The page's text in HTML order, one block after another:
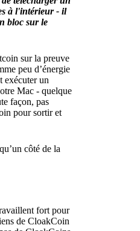
à l'intérieur - il
bloc sur le
sur la preuve
peu d’énergie
exécuter un
Mac - quelque
façon, pas
pour sortir et
côté de la
fort pour
de CloakCoin